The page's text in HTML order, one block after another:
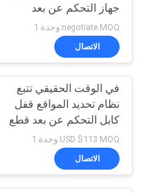
جهاز التحكم عن بعد
negotiate MOQ:وحدة 1
الاتصال
في الوقت الحقيقي تتبع
نظام تحديد المواقع قفل
كابل التحكم عن بعد قطع
إنذار قفل ذكي
USD $113 MOQ:وحدة 1
الاتصال